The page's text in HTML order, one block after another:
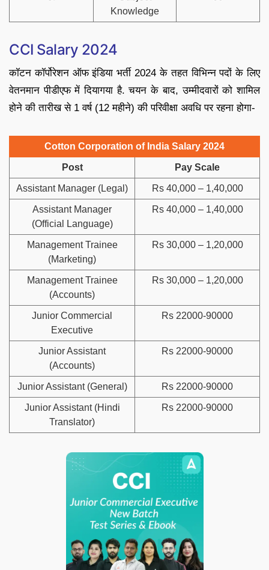
Knowledge
CCI Salary 2024
कॉटन कॉर्पोरेशन ऑफ इंडिया भर्ती 2024 के तहत विभिन्न पदों के लिए
वेतनमान पीडीएफ में दियागया है. चयन के बाद, उम्मीदवारों को शामिल
होने की तारीख से 1 वर्ष (12 महीने) की परिवीक्षा अवधि पर रहना होगा-
Cotton Corporation of India Salary 2024
Post Pay Scale
Assistant Manager (Legal) Rs 40,000 – 1,40,000
Assistant Manager
(Official Language)
Rs 40,000 – 1,40,000
Management Trainee
(Marketing)
Rs 30,000 – 1,20,000
Management Trainee
(Accounts)
Rs 30,000 – 1,20,000
Junior Commercial
Executive
Rs 22000-90000
Junior Assistant
(Accounts)
Rs 22000-90000
Junior Assistant (General) Rs 22000-90000
Junior Assistant (Hindi
Translator)
Rs 22000-90000